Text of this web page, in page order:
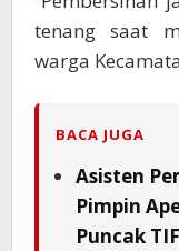
tenang saat
warga
BACA JUGA
Asisten
Pimpin
Puncak